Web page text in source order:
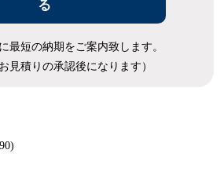
る
最短の納期をご案内致します。
見積りの承認後になります）